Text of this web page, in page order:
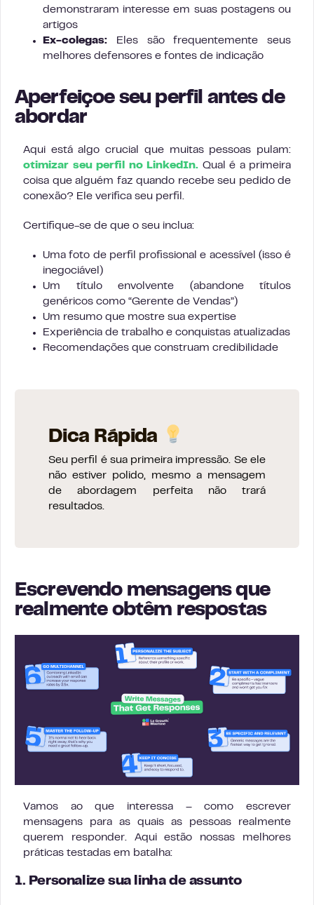
demonstraram interesse em suas postagens ou
artigos
Ex-colegas: Eles são frequentemente seus
melhores defensores e fontes de indicação
Aperfeiçoe seu perfil antes de
abordar
Aqui está algo crucial que muitas pessoas pulam:
otimizar seu perfil no LinkedIn. Qual é a primeira
coisa que alguém faz quando recebe seu pedido de
conexão? Ele verifica seu perfil.
Certifique-se de que o seu inclua:
Uma foto de perfil profissional e acessível (isso é
inegociável)
Um título envolvente (abandone títulos
genéricos como “Gerente de Vendas”)
Um resumo que mostre sua expertise
Experiência de trabalho e conquistas atualizadas
Recomendações que construam credibilidade
Dica Rápida
Seu perfil é sua primeira impressão. Se ele
não estiver polido, mesmo a mensagem
de abordagem perfeita não trará
resultados.
Escrevendo mensagens que
realmente obtêm respostas
Vamos ao que interessa – como escrever
mensagens para as quais as pessoas realmente
querem responder. Aqui estão nossas melhores
práticas testadas em batalha:
1. Personalize sua linha de assunto